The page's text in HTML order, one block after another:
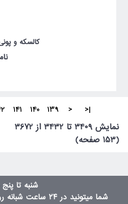
کالسکه و پونی
|<
<
139
140
141
نمايش 3409 تا 3432 از 3672
(153 صفحه)
شنبه تا پنج شنبه
شما میتونید در ۲۴ ساعت شبانه روز سفارشات خود را آنلاین ثبت کنید